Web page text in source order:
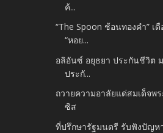
ค้...
“The Spoon ช้อนทองคำ” เ
“หอย...
อลิอันซ์ อยุธยา ประกันชีวิต
ประกั...
ถวายความอาลัยแด่สมเด็จพ
ซิส
ที่ปรึกษารัฐมนตรี รับฟังปัญห